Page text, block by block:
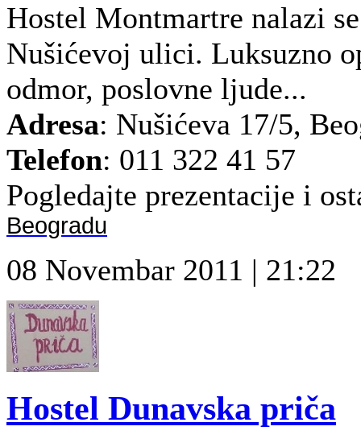
Hostel Montmartre nalazi
Nušićevoj ulici. Luksuzno
odmor, poslovne ljude...
Adresa: Nušićeva 17/5,
Telefon: 011 322 41 57
Pogledajte prezentacije i
Beogradu
08 Novembar 2011 | 21:22
Hostel Dunavska priča